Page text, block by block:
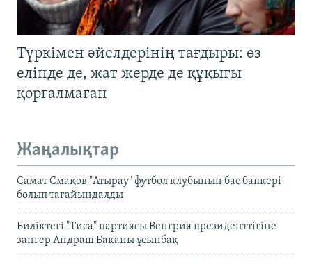
Түркімен әйелдерінің тағдыры: өз
елінде де, жат жерде де құқығы
қорғалмаған
Жаңалықтар
Самат Смақов "Атырау" футбол клубының бас бапкері
болып тағайындалды
Биліктегі "Тиса" партиясы Венгрия президенттігіне
заңгер Андраш Баканы ұсынбақ